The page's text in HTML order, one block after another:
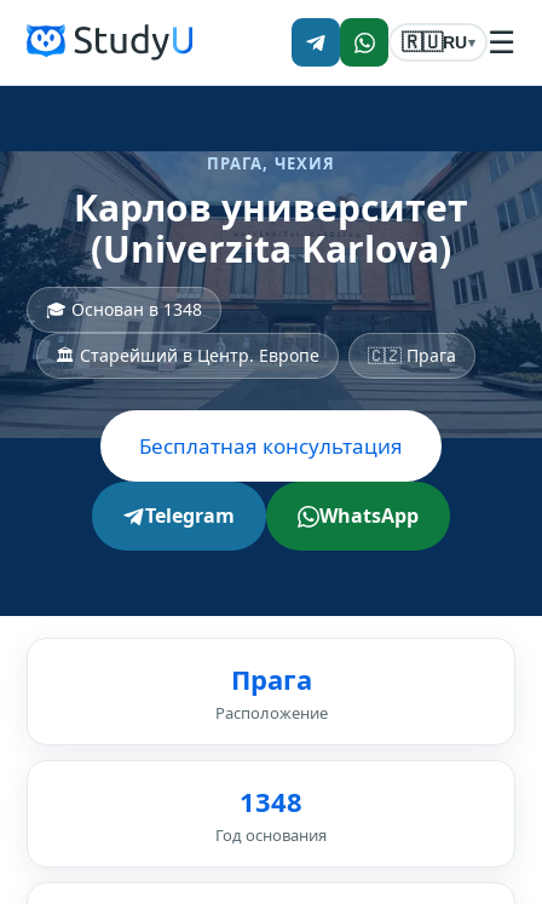
🇷🇺RU▾ ☰
ПРАГА, ЧЕХИЯ
Карлов университет
(Univerzita Karlova)
🎓 Основан в 1348
🏛 Старейший в Центр. Европе
🇨🇿 Прага
Бесплатная консультация
Telegram WhatsApp
Прага
Расположение
1348
Год основания